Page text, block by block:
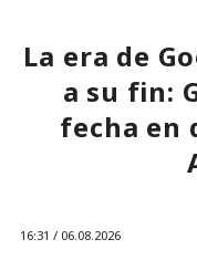
La era de
a su fin:
fecha en
16:31 / 06.08.2026